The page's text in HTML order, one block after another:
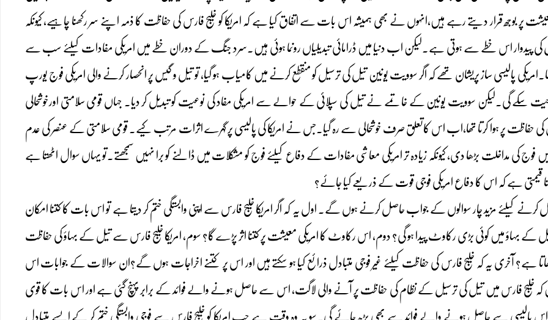
پر بوجھ قرار دیتے رہے ہیں،انہوں نے بھی ہمیشہ اس بات سے اتفاق کیا ہے کہ امریکا کو خلیج فارس کی حفاظت کا ذمہ اپنے سر رکھنا چاہیے، کیونکہ
کی پیدوار اس خطے سے ہوتی ہے۔لیکن اب دنیا میں ڈرامائی تبدیلیاں رونما ہوئی ہیں۔سرد جنگ کے دوران خطے میں امریکی مفادات کیلئے سب سے
پالیسی ساز پریشان تھے کہ اگر سوویت یونین تیل کی ترسیل کو منقطع کرنے میں کامیاب ہو گیا، تو تیل و گیس پر انحصار کرنے والی امریکی فوج یورپ
سکے گی۔لیکن سوویت یونین کے خاتمے نے تیل کی سپلائی کے حوالے سے امریکی مفاد کی نوعیت کو تبدیل کر دیا۔ جہاں قومی سلامتی اورخوشحالی
کی حفاظت پر ہوا کرتا تھا،اب اس کاتعلق صرف خوشحالی سے رہ گیا۔جس نے امریکا کی پالیسی پر گہرے اثرات مرتب کیے۔ قومی سلامتی کے عنصر کی عدم
فوج کی مداخلت بڑھا دی، کیونکہ زیادہ تر امریکی معاشی مفادات کے دفاع کیلئے فوج کو مشکلات میں ڈالنے کو برا نہیں سمجھتے۔تو یہاں سوال اٹھتا ہے
قیمتی ہے کہ اس کا دفاع امریکی فوجی قوت کے ذریعے کیا جائے؟
کیلئے مزید چار سوالوں کے جواب حاصل کرنے ہوں گے۔ اول یہ کہ اگر امریکا خلیج فارس سے اپنی وابستگی ختم کر دیتا ہے تو اس بات کا کتنا امکان
بہاؤ میں کوئی بڑی رکاوٹ پیدا ہو گی؟ دوم، اس رکاوٹ کا امریکی معیشت پر کتنا اثر پڑے گا؟ سوم، امریکا خلیج فارس سے تیل کے بہاؤ کی حفاظت
ہے؟ آخری یہ کہ خلیج فارس کی حفاظت کیلئے غیر فوجی متبادل ذرائع کیا ہو سکتے ہیں اور اس پر کتنے اخراجات ہوں گے؟ان سوالات کے جوابات اس
کہ خلیج فارس میں تیل کی ترسیل کے نظام کی حفاظت پر آنے والی لاگت، اس سے حاصل ہونے والے فوائد کے برابر پہنچ گئی ہے اور اس بات کا قوی
پالیسی سے حاصل ہونے والے فوائد سے بھی بڑھ جائے گی۔سو یہ وہ وقت ہے جب امریکا کو خلیج فارس سے فوجی وابستگی ختم کر کے ایسے متبادل